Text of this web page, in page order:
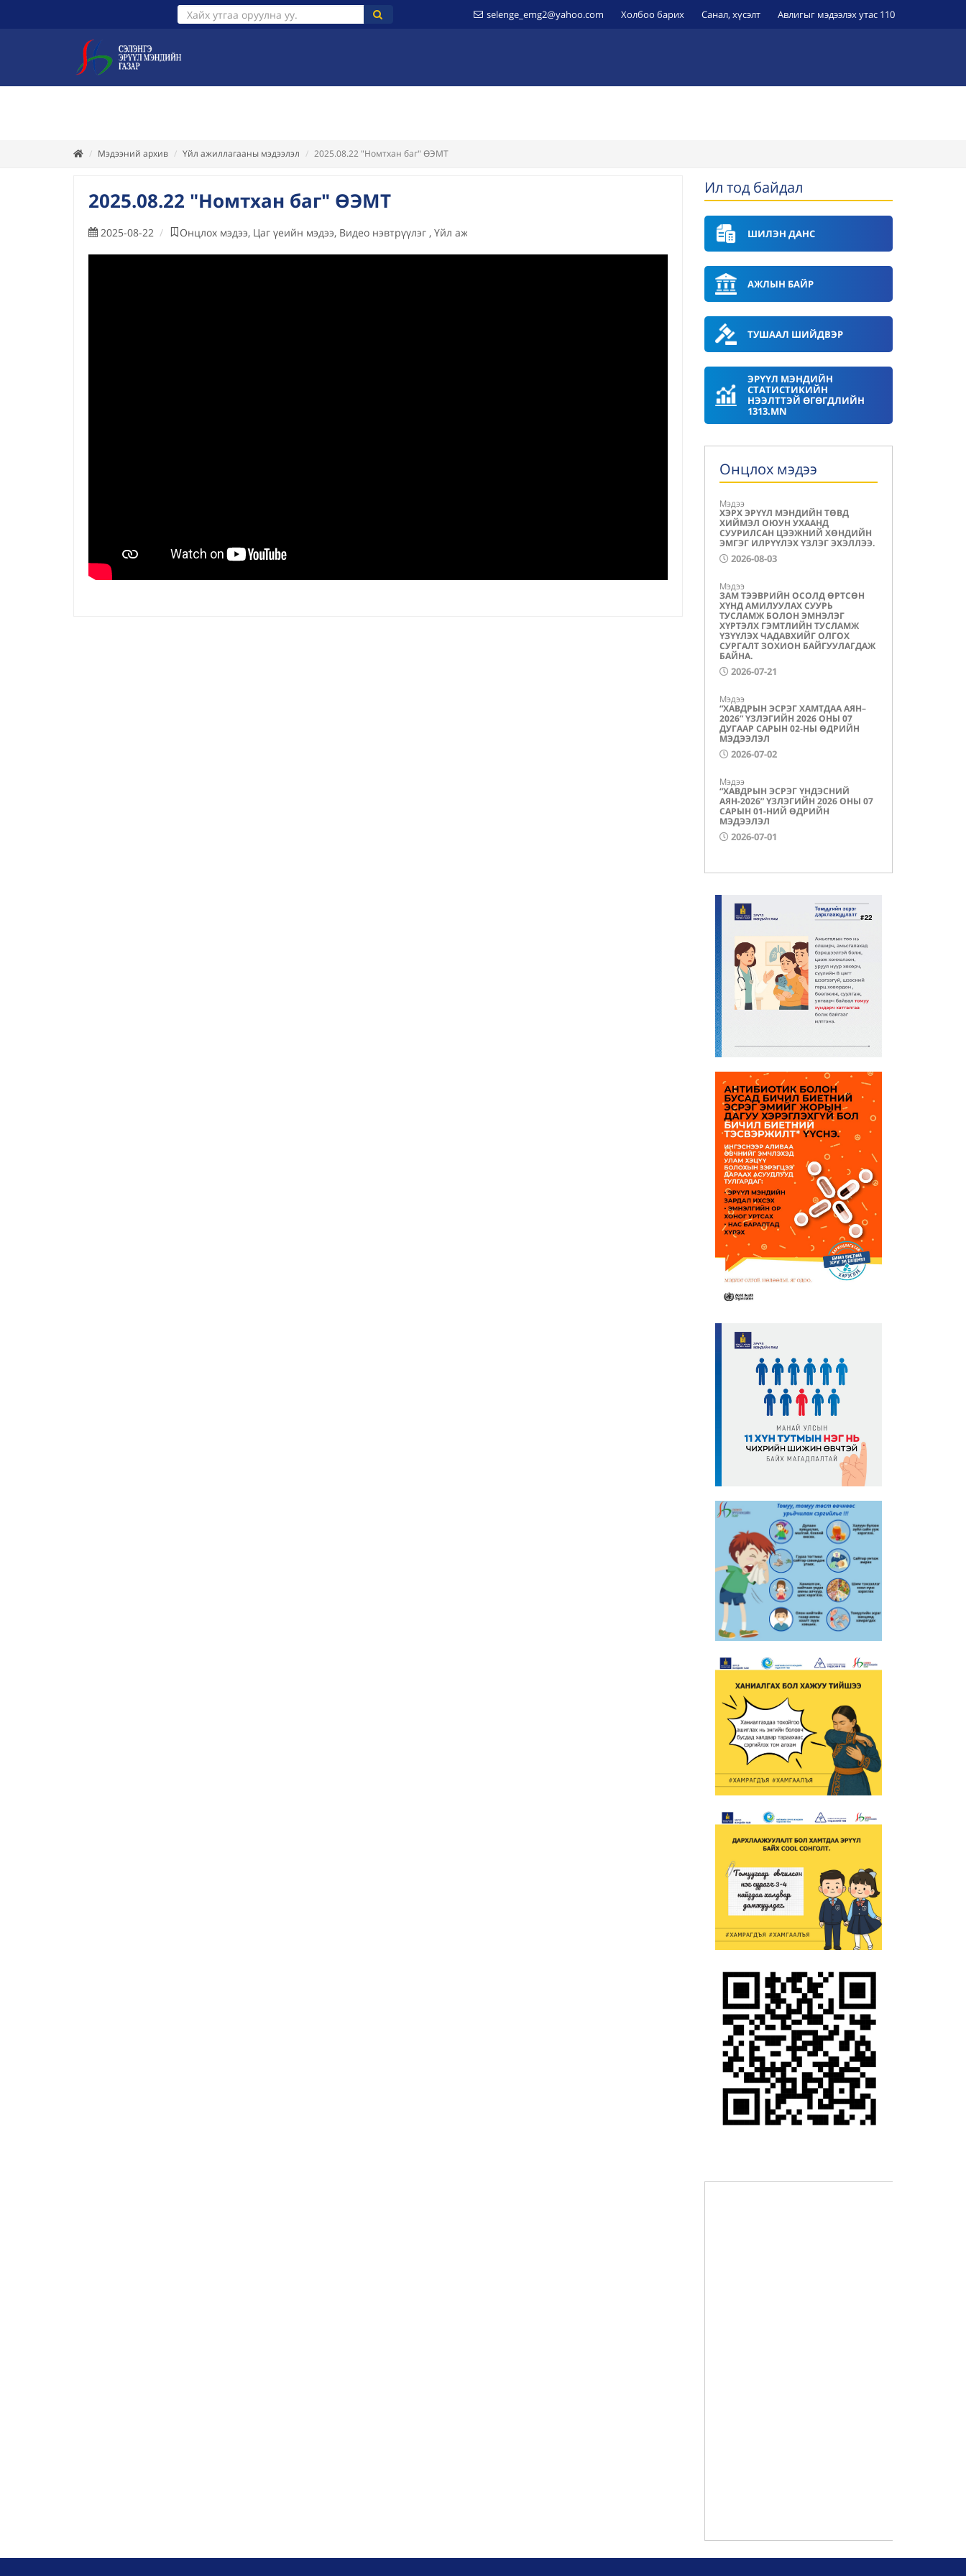
selenge_emg2@yahoo.com Холбоо барих Санал, хүсэлт Авлигыг мэдээлэх утас 110
Мэдээний архив Үйл ажиллагааны мэдээлэл 2025.08.22 "Номтхан баг" ӨЭМТ
2025.08.22 "Номтхан баг" ӨЭМТ
2025-08-22 Онцлох мэдээ, Цаг үеийн мэдээ, Видео нэвтрүүлэг , Үйл ажиллагааны мэдээлэл
Ил тод байдал
ШИЛЭН ДАНС
АЖЛЫН БАЙР
ТУШААЛ ШИЙДВЭР
ЭРҮҮЛ МЭНДИЙН
СТАТИСТИКИЙН
НЭЭЛТТЭЙ ӨГӨГДЛИЙН
1313.MN
Онцлох мэдээ
Мэдээ
ХЭРХ ЭРҮҮЛ МЭНДИЙН ТӨВД
ХИЙМЭЛ ОЮУН УХААНД
СУУРИЛСАН ЦЭЭЖНИЙ ХӨНДИЙН
ЭМГЭГ ИЛРҮҮЛЭХ ҮЗЛЭГ ЭХЭЛЛЭЭ.
2026-08-03
Мэдээ
ЗАМ ТЭЭВРИЙН ОСОЛД ӨРТСӨН
ХҮНД АМИЛУУЛАХ СУУРЬ
ТУСЛАМЖ БОЛОН ЭМНЭЛЭГ
ХҮРТЭЛХ ГЭМТЛИЙН ТУСЛАМЖ
ҮЗҮҮЛЭХ ЧАДАВХИЙГ ОЛГОХ
СУРГАЛТ ЗОХИОН БАЙГУУЛАГДАЖ
БАЙНА.
2026-07-21
Мэдээ
“ХАВДРЫН ЭСРЭГ ХАМТДАА АЯН–
2026” ҮЗЛЭГИЙН 2026 ОНЫ 07
ДУГААР САРЫН 02-НЫ ӨДРИЙН
МЭДЭЭЛЭЛ
2026-07-02
Мэдээ
“ХАВДРЫН ЭСРЭГ ҮНДЭСНИЙ
АЯН-2026” ҮЗЛЭГИЙН 2026 ОНЫ 07
САРЫН 01-НИЙ ӨДРИЙН
МЭДЭЭЛЭЛ
2026-07-01